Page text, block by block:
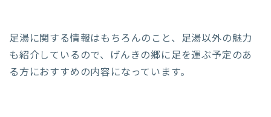
足湯に関する情報はもちろんのこと、足湯以外の魅力
も紹介しているので、げんきの郷に足を運ぶ予定のあ
る方におすすめの内容になっています。